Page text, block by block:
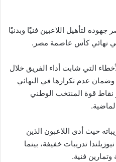
لتأهيل اللاعبين فنيًا وبدنيًا
نهائي كأس عاصمة مصر.
التي شابت أداء الفريق خلال
وضمان عدم تكرارها في النهائي
نقاط قوة المنتخب الوطني
حيث أدى اللاعبون الذين
تدريبات خفيفة، بينما
وتمارين فنية.